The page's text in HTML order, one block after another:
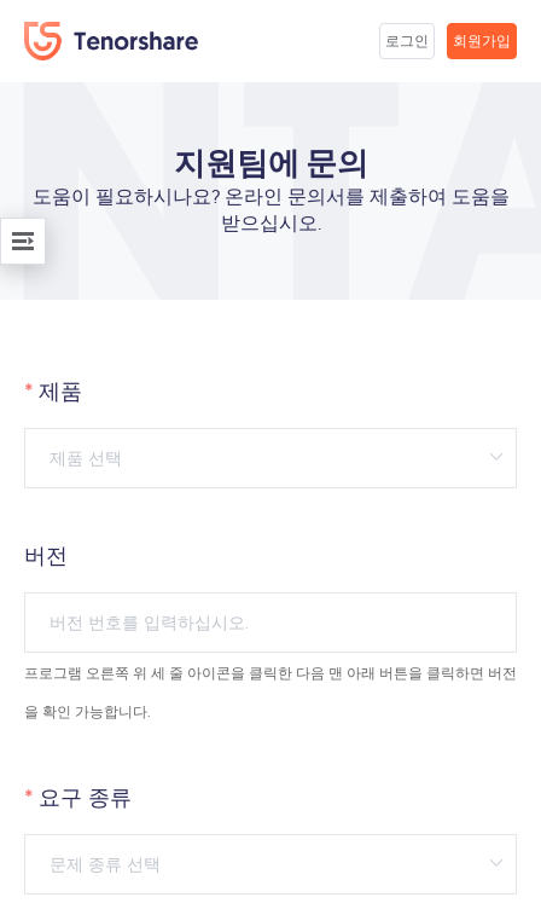
로그인 회원가입
지원팀에 문의
도움이 필요하시나요? 온라인 문의서를 제출하여 도움을
받으십시오.
제품
버전
프로그램 오른쪽 위 세 줄 아이콘을 클릭한 다음 맨 아래 버튼을 클릭하면 버전
을 확인 가능합니다.
요구 종류